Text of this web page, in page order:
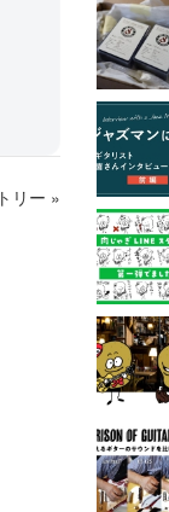
リー »